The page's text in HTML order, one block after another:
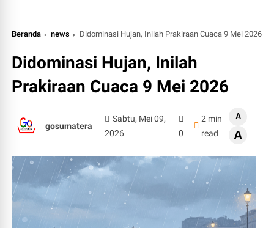
Beranda news Didominasi Hujan, Inilah Prakiraan Cuaca 9 Mei 2026
Didominasi Hujan, Inilah
Prakiraan Cuaca 9 Mei 2026
gosumatera
Sabtu, Mei 09,
2026
0
2 min
read
A
A